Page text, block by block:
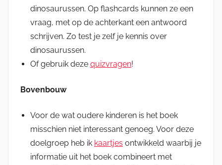
dinosaurussen. Op flashcards kunnen ze een
vraag, met op de achterkant een antwoord
schrijven. Zo test je zelf je kennis over
dinosaurussen.
Of gebruik deze quizvragen!
Bovenbouw
Voor de wat oudere kinderen is het boek
misschien niet interessant genoeg. Voor deze
doelgroep heb ik kaartjes ontwikkeld waarbij je
informatie uit het boek combineert met